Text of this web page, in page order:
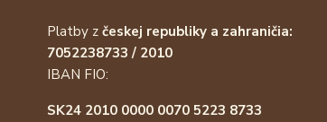
Platby z českej republiky a zahraničia:
7052238733 / 2010
IBAN FIO:
SK24 2010 0000 0070 5223 8733